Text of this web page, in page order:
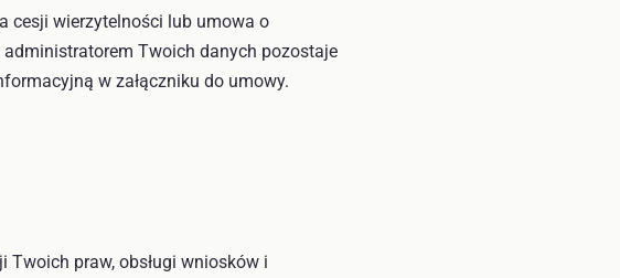
cesji wierzytelności lub umowa o
Twoich danych pozostaje
w załączniku do umowy.
Twoich praw, obsługi wniosków i